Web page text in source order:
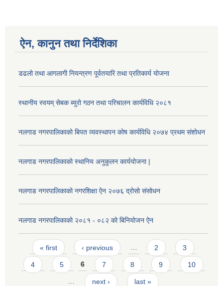
ऐन, कानुन तथा निर्देशिका
डढलो तथा आगलागी नियन्त्रण पूर्वतयारि तथा प्रतिकार्य योजना
स्थानीय स्वयम् सेबक ब्युरो गठन तथा परिचालन कार्यविधि २०८१
नलगाड नगरपालिकाको बिपत व्यवस्थापन कोष कार्यविधि २०७४ प्रथम संशोधन
नलगाड नगरपालिकाको स्थानिय अनुकुलन कार्ययोजना |
नलगाड नगरपालिकाको नगरशिक्षा ऐन २०७६ द्रोसो संसोधन
नलगाड नगरपालिकाको २०८१ - ०८२ को बिनियोजन ऐन
Pages
« first ‹ previous … 2 3
4 5 6 7 8 9 10
… next › last »